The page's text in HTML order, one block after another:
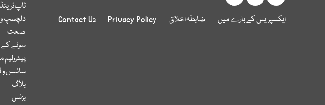
ایکسپریس کے بارے میں ضابطہ اخلاق Privacy Policy
Contact Us
ٹاپ ٹرینڈ
دلچسپ
صحت
سونے کے
سائنس و
بلاگ
بزنس